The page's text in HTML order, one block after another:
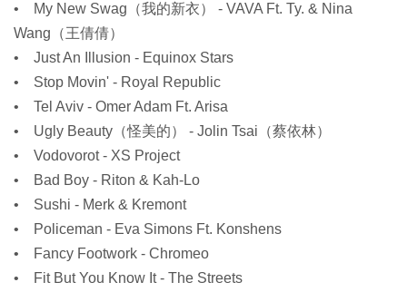
• My New Swag（我的新衣） - VAVA Ft. Ty. & Nina
Wang（王倩倩）
• Just An Illusion - Equinox Stars
• Stop Movin' - Royal Republic
• Tel Aviv - Omer Adam Ft. Arisa
• Ugly Beauty（怪美的） - Jolin Tsai（蔡依林）
• Vodovorot - XS Project
• Bad Boy - Riton & Kah-Lo
• Sushi - Merk & Kremont
• Policeman - Eva Simons Ft. Konshens
• Fancy Footwork - Chromeo
• Fit But You Know It - The Streets